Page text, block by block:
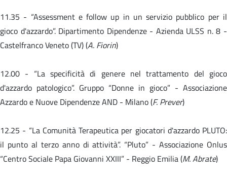
11.35 - “Assessment e follow up in un servizio pubblico per il
gioco d'azzardo”. Dipartimento Dipendenze - Azienda ULSS n. 8 -
Castelfranco Veneto (TV) (A. Fiorin)
12.00 - “La specificità di genere nel trattamento del gioco
d'azzardo patologico”. Gruppo “Donne in gioco” - Associazione
Azzardo e Nuove Dipendenze AND - Milano (F. Prever)
12.25 - “La Comunità Terapeutica per giocatori d'azzardo PLUTO:
il punto al terzo anno di attività”. “Pluto” - Associazione Onlus
“Centro Sociale Papa Giovanni XXIII” - Reggio Emilia (M. Abrate)